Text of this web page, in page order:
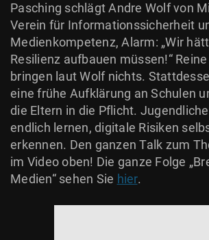
Pasching schlägt Andre Wolf von
Verein für Informationssicherheit
Medienkompetenz, Alarm: „Wir
Resilienz aufbauen müssen!“
bringen laut Wolf nichts.
eine frühe Aufklärung an Schulen
die Eltern in die Pflicht.
endlich lernen, digitale Risiken
erkennen. Den ganzen Talk zum
im Video oben! Die ganze Folge
Medien“ sehen Sie hier.